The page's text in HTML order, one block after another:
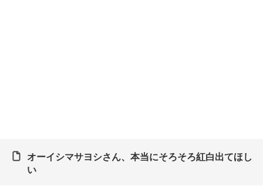
オーイシマサヨシさん、本当にそろそろ紅白出てほし
い